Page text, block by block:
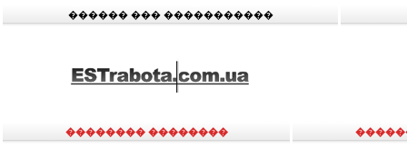
������ ��� �����������
�������� ��������